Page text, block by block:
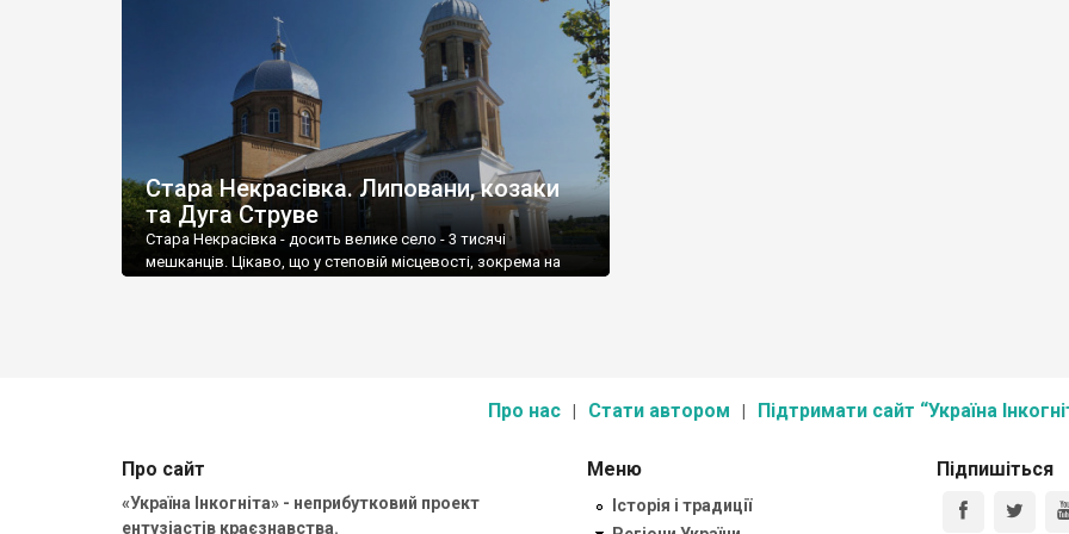
Стара Некрасівка. Липовани, козаки
та Дуга Струве
Стара Некрасівка - досить велике село - 3 тисячі
мешканців. Цікаво, що у степовій місцевості, зокрема на
Про нас Стати автором Підтримати сайт “Україна
Про сайт
«Україна Інкогніта» - неприбутковий проект
ентузіастів краєзнавства.
Меню
Історія і традиції
Підпишіться